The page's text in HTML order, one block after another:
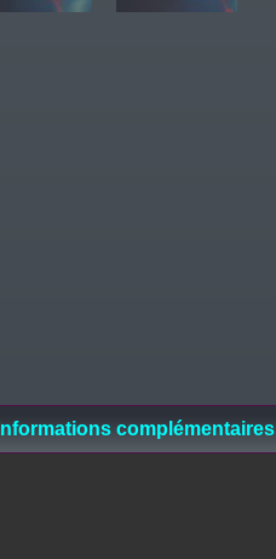
Informations complémentaires